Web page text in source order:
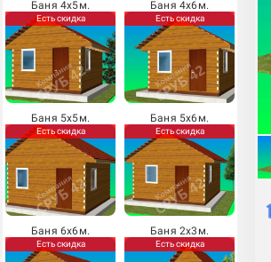
Баня 4х5м.
Есть скидка
Баня 4х6м.
Есть скидка
Баня 5х5м.
Есть скидка
Баня 5х6м.
Есть скидка
Баня 6х6м.
Есть скидка
Баня 2х3м.
Есть скидка